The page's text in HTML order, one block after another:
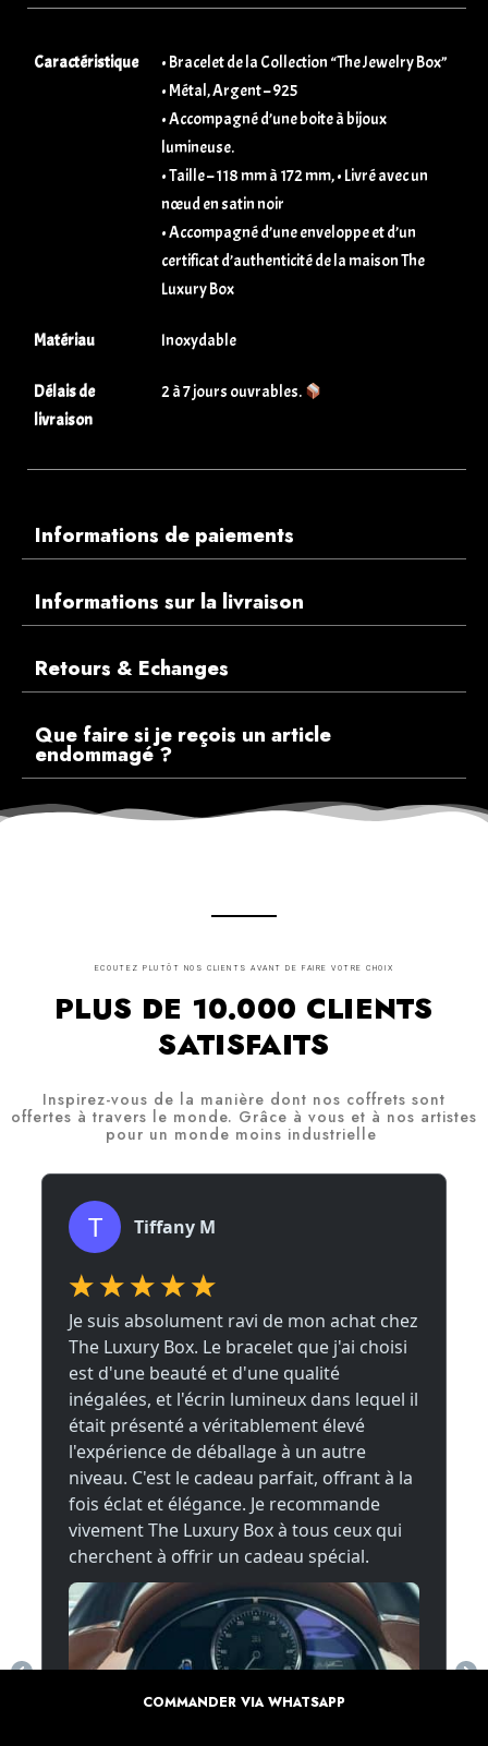
Caractéristique
• Bracelet de la Collection “The Jewelry Box”
• Métal, Argent – 925
• Accompagné d’une boite à bijoux
lumineuse.
• Taille – 118 mm à 172 mm, • Livré avec un
nœud en satin noir
• Accompagné d’une enveloppe et d’un
certificat d’authenticité de la maison The
Luxury Box
Matériau Inoxydable
Délais de
livraison
2 à 7 jours ouvrables.
Informations de paiements
Informations sur la livraison
Retours & Echanges
Que faire si je reçois un article
endommagé ?
ECOUTEZ PLUTÔT NOS CLIENTS AVANT DE FAIRE VOTRE CHOIX
PLUS DE 10.000 CLIENTS
SATISFAITS
Inspirez-vous de la manière dont nos coffrets sont
offertes à travers le monde. Grâce à vous et à nos artistes
pour un monde moins industrielle
COMMANDER VIA WHATSAPP